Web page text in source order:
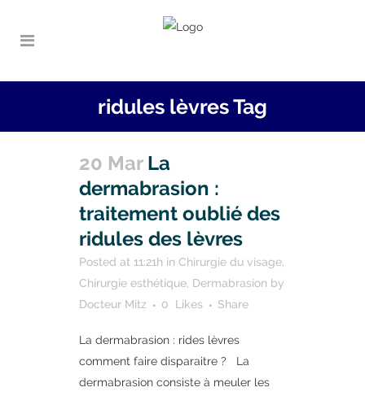
ridules lèvres Tag
20 Mar La
dermabrasion :
traitement oublié des
ridules des lèvres
Posted at 11:21h in Chirurgie du visage,
Chirurgie esthétique, Dermabrasion by
Docteur Mitz
0 Likes Share
La dermabrasion : rides lèvres
comment faire disparaitre ? La
dermabrasion consiste à meuler les